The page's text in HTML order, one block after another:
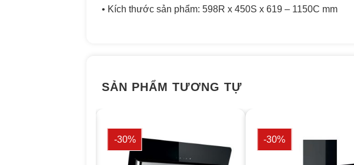
• Kích thước sản phẩm: 598R x 450S x 619 – 1150C mm
SẢN PHẨM TƯƠNG TỰ
-30% -30%